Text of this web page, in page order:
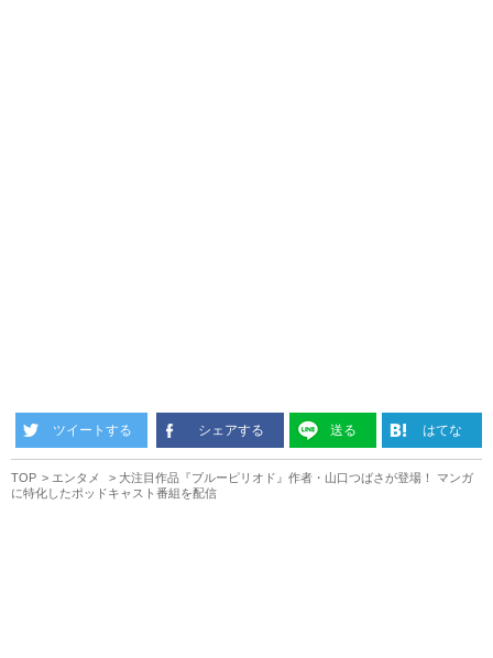
ツイートする シェアする 送る はてな
TOP エンタメ
大注目作品『ブルーピリオド』作者・山口つばさが登場！ マンガ
に特化したポッドキャスト番組を配信